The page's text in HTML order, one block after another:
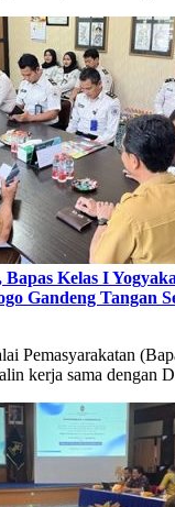
Kelas I
Gandeng Tangan
Pemasyarakatan
kerja sama dengan